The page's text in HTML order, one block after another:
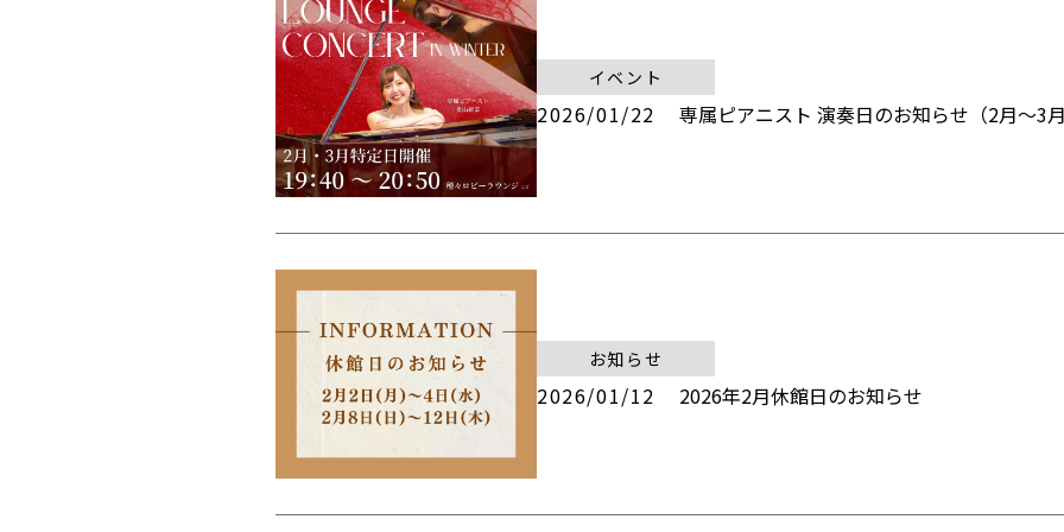
イベント
2026/01/22 専属ピアニスト 演奏日のお知らせ（2月～3
お知らせ
2026/01/12 2026年2月休館日のお知らせ